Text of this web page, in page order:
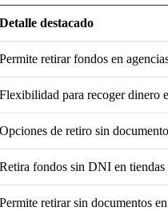
Detalle destacado
Permite retirar fondos en
Flexibilidad para recoger dinero
Opciones de retiro sin
Retira fondos sin DNI en tiendas
Permite retirar sin documentos